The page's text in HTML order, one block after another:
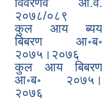
२०७८/०८९
कुल आय ब्यय
बिबरण आ॰ब॰
२०७५।२०७६
कुल आय बिबरण
आ॰ब॰ २०७५।
२०७६